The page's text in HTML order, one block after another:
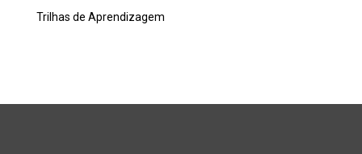
Trilhas de Aprendizagem